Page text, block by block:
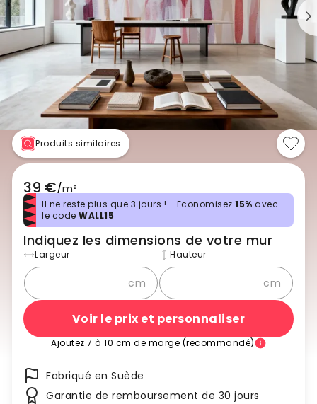
Produits similaires
39 €/m²
Il ne reste plus que 3 jours ! - Economisez 15% avec
le code WALL15
Indiquez les dimensions de votre mur
Largeur
cm
Hauteur
cm
Voir le prix et personnaliser
Ajoutez 7 à 10 cm de marge (recommandé)
Fabriqué en Suède
Garantie de remboursement de 30 jours